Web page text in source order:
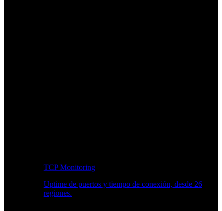
TCP Monitoring
Uptime de puertos y tiempo de conexión, desde 26
regiones.